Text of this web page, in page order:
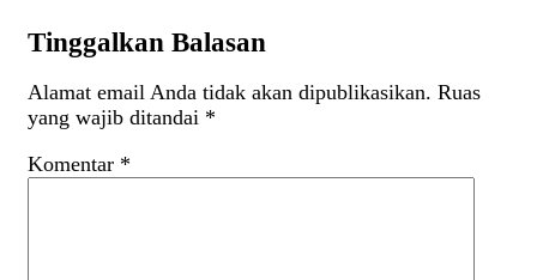
Tinggalkan Balasan
Alamat email Anda tidak akan dipublikasikan. Ruas
yang wajib ditandai *
Komentar *